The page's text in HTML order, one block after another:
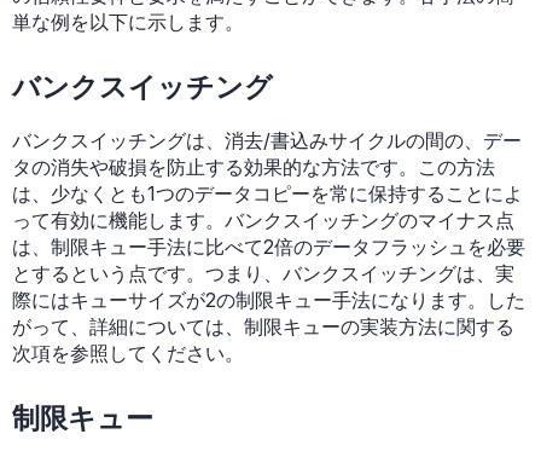
単な例を以下に示します。
バンクスイッチング
バンクスイッチングは、消去/書込みサイクルの間の、デー
タの消失や破損を防止する効果的な方法です。この方法
は、少なくとも1つのデータコピーを常に保持することによ
って有効に機能します。バンクスイッチングのマイナス点
は、制限キュー手法に比べて2倍のデータフラッシュを必要
とするという点です。つまり、バンクスイッチングは、実
際にはキューサイズが2の制限キュー手法になります。した
がって、詳細については、制限キューの実装方法に関する
次項を参照してください。
制限キュー